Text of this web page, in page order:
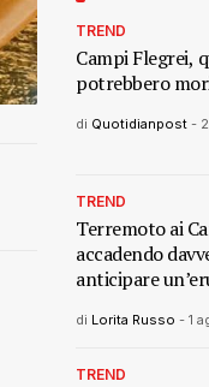
TREND
Campi Flegrei,
potrebbero
di Quotidianpost -
TREND
Terremoto ai
accadendo
anticipare
di Lorita Russo - 1
TREND